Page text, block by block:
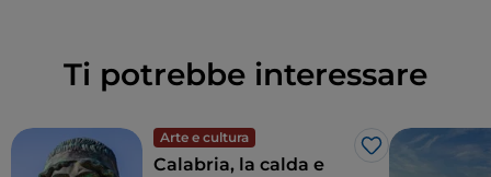
Ti potrebbe interessare
Arte e cultura
Like
Calabria, la calda e